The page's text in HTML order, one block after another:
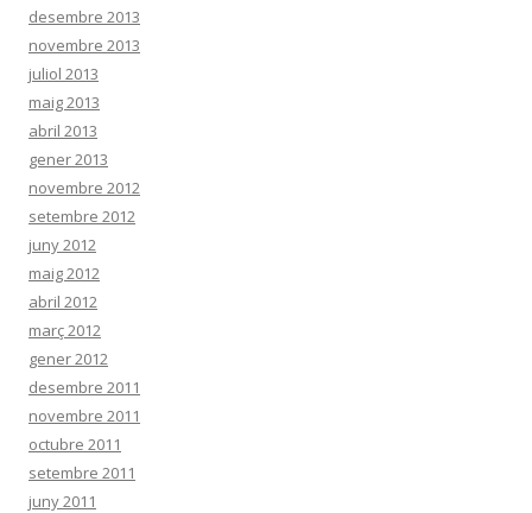
desembre 2013
novembre 2013
juliol 2013
maig 2013
abril 2013
gener 2013
novembre 2012
setembre 2012
juny 2012
maig 2012
abril 2012
març 2012
gener 2012
desembre 2011
novembre 2011
octubre 2011
setembre 2011
juny 2011